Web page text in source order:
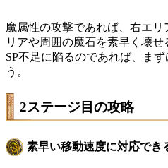
魔属性の攻撃であれば、右エ
リアや周囲の魔石を素早く壊
SP不足に陥るのであれば、ま
う。
2ステージ目の攻略
素早い移動速度に対応でき